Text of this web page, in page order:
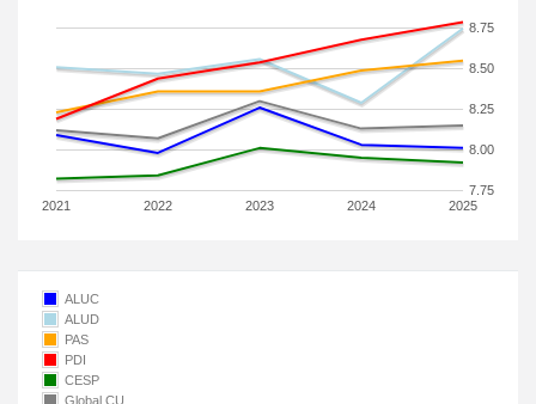
2021 2022 2023 2024 2025
7.75
8.00
8.25
8.50
8.75
ALUC
ALUD
PAS
PDI
CESP
Global CU